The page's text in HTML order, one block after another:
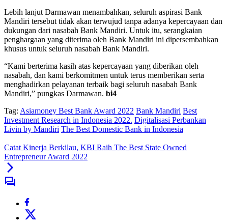
Lebih lanjut Darmawan menambahkan, seluruh aspirasi Bank
Mandiri tersebut tidak akan terwujud tanpa adanya kepercayaan dan
dukungan dari nasabah Bank Mandiri. Untuk itu, serangkaian
penghargaan yang diterima oleh Bank Mandiri ini dipersembahkan
khusus untuk seluruh nasabah Bank Mandiri.
“Kami berterima kasih atas kepercayaan yang diberikan oleh
nasabah, dan kami berkomitmen untuk terus memberikan serta
menghadirkan pelayanan terbaik bagi seluruh nasabah Bank
Mandiri,” pungkas Darmawan. bi4
Tag: Asiamoney Best Bank Award 2022 Bank Mandiri Best
Investment Research in Indonesia 2022. Digitalisasi Perbankan
Livin by Mandiri The Best Domestic Bank in Indonesia
Catat Kinerja Berkilau, KBI Raih The Best State Owned
Entrepreneur Award 2022